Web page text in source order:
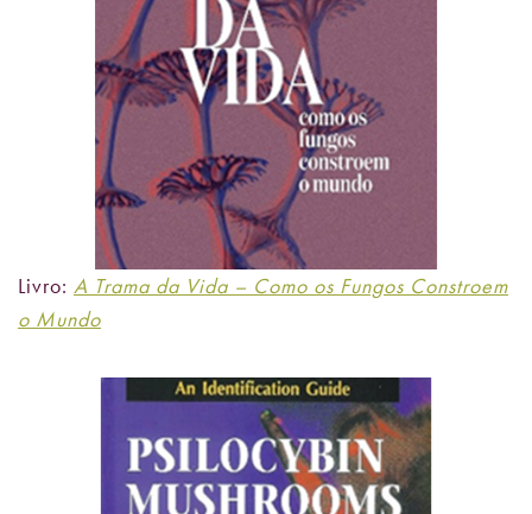
Livro: A Trama da Vida – Como os Fungos Constroem
o Mundo